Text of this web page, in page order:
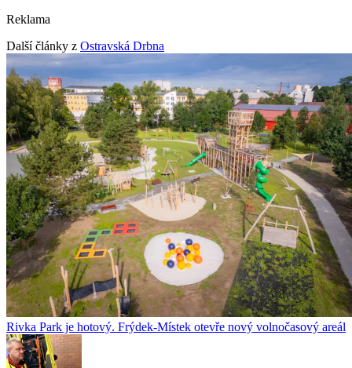
Reklama
Další články z Ostravská Drbna
Rivka Park je hotový. Frýdek-Místek otevře nový volnočasový areál